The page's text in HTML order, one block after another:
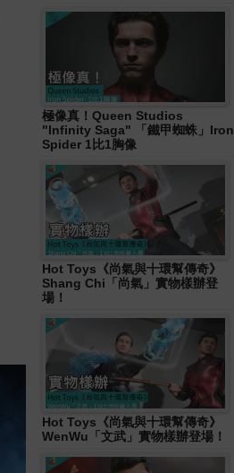
極像真！Queen Studios
"Infinity Saga" 「鐵甲蜘蛛」Iron
Spider 1比1胸像
Hot Toys《尚氣與十環幫傳奇》
Shang Chi「尚氣」實物樣辦登
場！
Hot Toys《尚氣與十環幫傳奇》
WenWu「文武」實物樣辦登場！